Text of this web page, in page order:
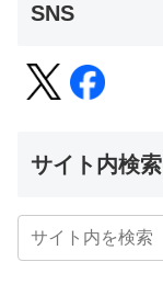
SNS
サイト内検索